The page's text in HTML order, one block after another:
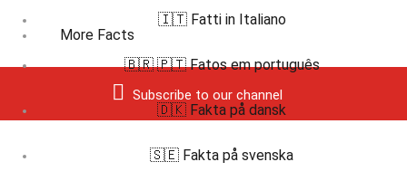
More Facts
Subscribe to our channel
🇮🇹 Fatti in Italiano
🇧🇷 🇵🇹 Fatos em português
🇩🇰 Fakta på dansk
🇸🇪 Fakta på svenska